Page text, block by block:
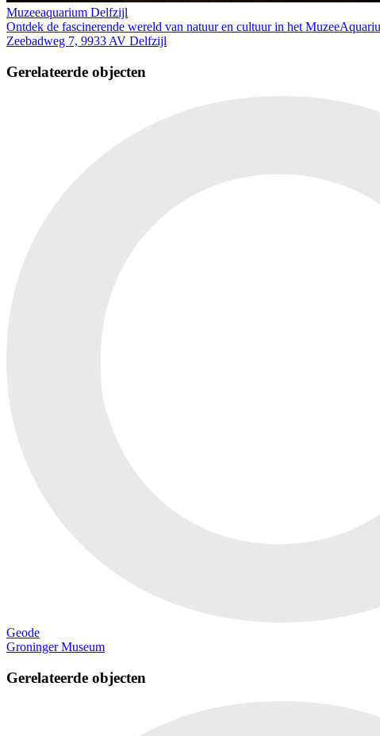
Muzeeaquarium Delfzijl
Ontdek de fascinerende wereld van natuur en cultuur in het
Zeebadweg 7, 9933 AV Delfzijl
Gerelateerde objecten
Geode
Groninger Museum
Gerelateerde objecten